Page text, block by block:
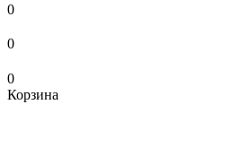
0
0
0
Корзина